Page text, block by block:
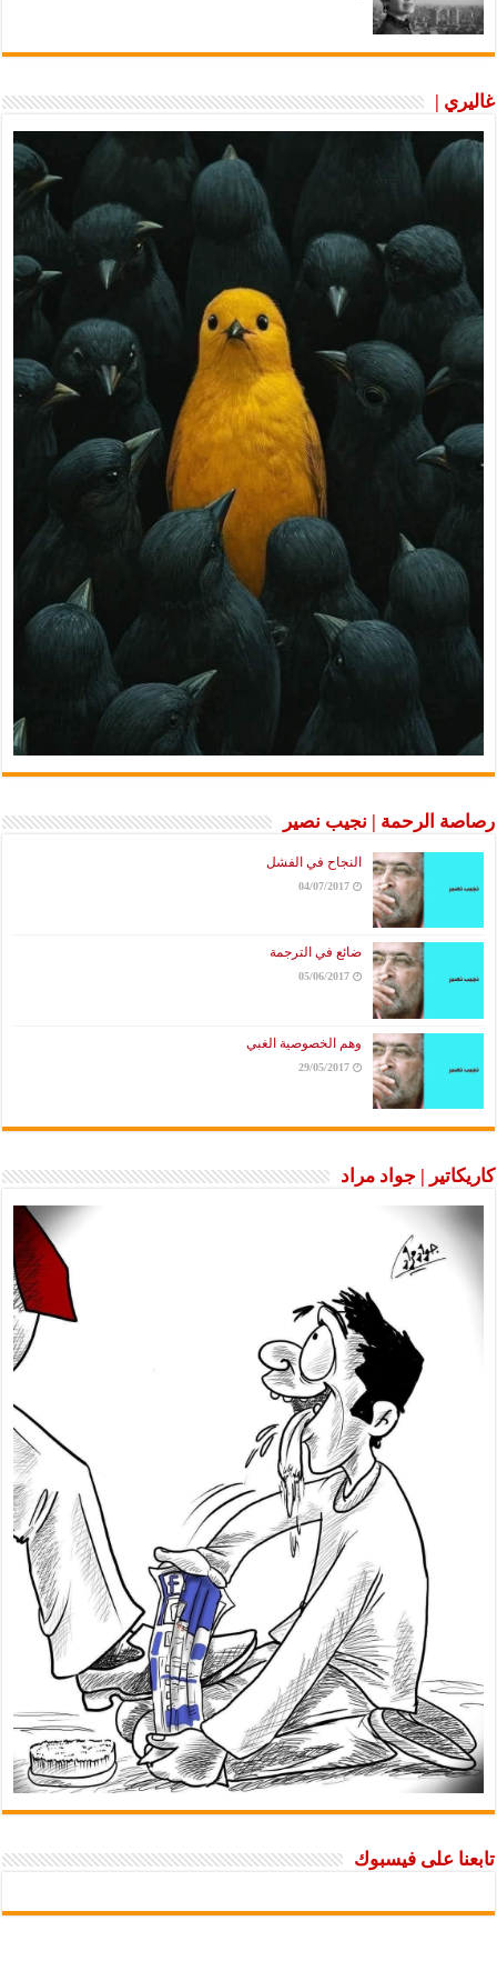
غاليري |
رصاصة الرحمة | نجيب نصير
النجاح في الفشل
04/07/2017
ضائع في الترجمة
05/06/2017
وهم الخصوصية الغبي
29/05/2017
كاريكاتير | جواد مراد
تابعنا على فيسبوك